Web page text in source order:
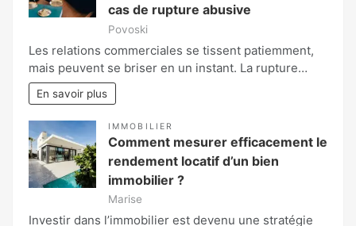
cas de rupture abusive
Povoski
Les relations commerciales se tissent patiemment,
mais peuvent se briser en un instant. La rupture…
En savoir plus
IMMOBILIER
Comment mesurer efficacement le
rendement locatif d’un bien
immobilier ?
Marise
Investir dans l’immobilier est devenu une stratégie